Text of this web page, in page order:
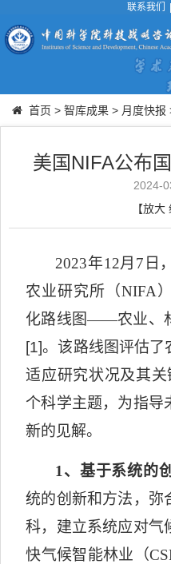
联系我们
首页 > 智库成果 > 月度快报
美国NIFA公布
2024-
【放大
2023年12月 7 日
农业研究所（NIFA
化路线图——农业、
[1]。该路线图评估了
适应研究状况及其
个科学主题，为指导
新的见解。
1 、基于系统的
统的创新和方法，弥
科，建立系统应对气
快气候智能林业（